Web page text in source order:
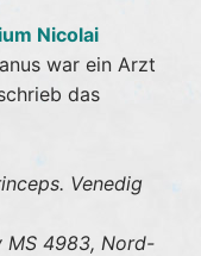
Nicolai
war ein Arzt
das
Venedig
MS 4983, Nord-